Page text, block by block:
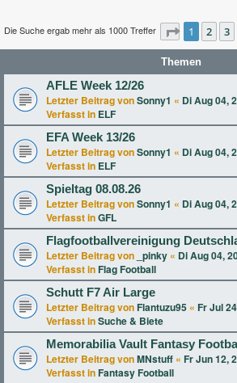
Die Suche ergab mehr als 1000 Treffer Seite1 von
1 2 3
Themen
AFLE Week 12/26
Letzter Beitrag vonSonny1 « Di Aug 04,
Verfasst in ELF
EFA Week 13/26
Letzter Beitrag vonSonny1 « Di Aug 04,
Verfasst in ELF
Spieltag 08.08.26
Letzter Beitrag vonSonny1 « Di Aug 04,
Verfasst inGFL
Flagfootballvereinigung
Letzter Beitrag von _pinky « Di Aug 04,
Verfasst in Flag Football
Schutt F7 Air Large
Letzter Beitrag von Flantuzu95 « Fr Jul
Verfasst inSuche & Biete
Memorabilia Vault Fantasy
Letzter Beitrag vonMNstuff « Fr Jun 12,
Verfasst in Fantasy Football